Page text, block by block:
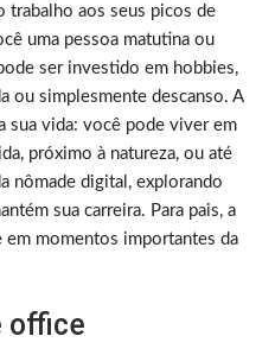
trabalho aos seus picos de
uma pessoa matutina ou
ser investido em hobbies,
ou simplesmente descanso. A
sua vida: você pode viver em
próximo à natureza, ou até
nômade digital, explorando
sua carreira. Para pais, a
em momentos importantes da
office